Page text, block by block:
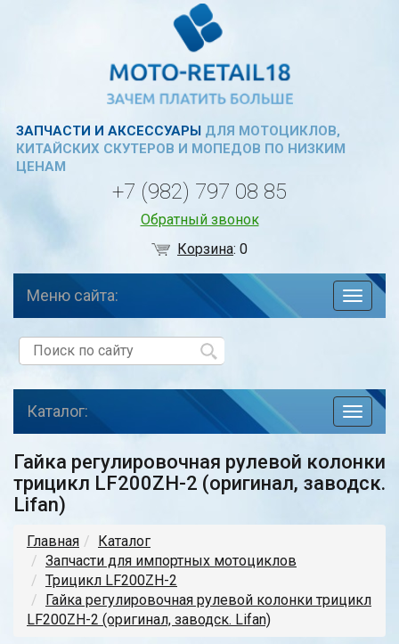
ЗАПЧАСТИ И АКСЕССУАРЫДЛЯ МОТОЦИКЛОВ,
КИТАЙСКИХ СКУТЕРОВ И МОПЕДОВ ПО НИЗКИМ
ЦЕНАМ
+7 (982) 797 08 85
Обратный звонок
Корзина:0
по
Меню сайта:
toggle
Каталог:
Гайка регулировочная рулевой колонки
трицикл LF200ZH-2 (оригинал, заводск.
Lifan)
Главная
Каталог
Запчасти для импортных мотоциклов
Трицикл LF200ZH-2
Гайка регулировочная рулевой колонки трицикл
LF200ZH-2 (оригинал, заводск. Lifan)